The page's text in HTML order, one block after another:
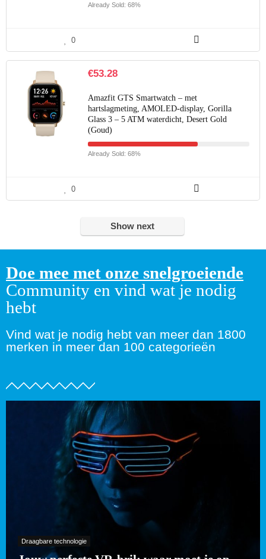
Already Sold: 68%
0
€53.28
Amazfit GTS Smartwatch – met
hartslagmeting, AMOLED-display, Gorilla
Glass 3 – 5 ATM waterdicht, Desert Gold
(Goud)
Already Sold: 68%
0
Show next
Doe mee met onze snelgroeiende
Community en vind wat je nodig
hebt
Vind wat je nodig hebt van meer dan 1800
merken in meer dan 100 categorieën
Draagbare technologie